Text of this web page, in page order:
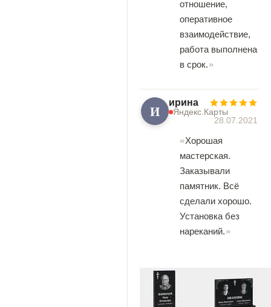
отношение,
оперативное
взаимодействие,
работа выполнена
в срок.
И ирина
Яндекс.Карты
28.07.2021
Хорошая
мастерская.
Заказывали
памятник. Всё
сделали хорошо.
Установка без
нареканий.